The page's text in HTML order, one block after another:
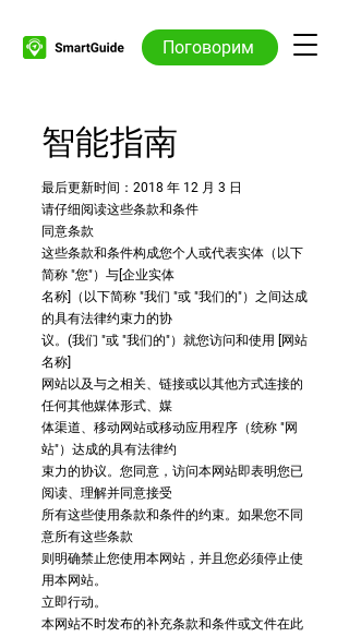
Поговорим
智能指南
最后更新时间：2018 年 12 月 3 日
请仔细阅读这些条款和条件
同意条款
这些条款和条件构成您个人或代表实体（以下
简称 "您"）与[企业实体
名称]（以下简称 "我们 "或 "我们的"）之间达成
的具有法律约束力的协
议。(我们 "或 "我们的"）就您访问和使用 [网站
名称]
网站以及与之相关、链接或以其他方式连接的
任何其他媒体形式、媒
体渠道、移动网站或移动应用程序（统称 "网
站"）达成的具有法律约
束力的协议。您同意，访问本网站即表明您已
阅读、理解并同意接受
所有这些使用条款和条件的约束。如果您不同
意所有这些条款
则明确禁止您使用本网站，并且您必须停止使
用本网站。
立即行动。
本网站不时发布的补充条款和条件或文件在此